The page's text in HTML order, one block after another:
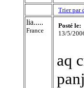
Trier par
lia.....
France
Posté le:
13/5/
aq